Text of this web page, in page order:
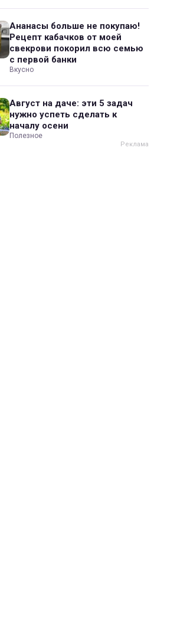
Ананасы больше не покупаю!
Рецепт кабачков от моей
свекрови покорил всю семью
с первой банки
Вкусно
Август на даче: эти 5 задач
нужно успеть сделать к
началу осени
Полезное